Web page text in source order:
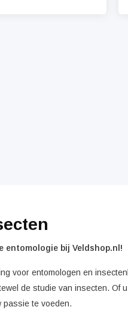
entomologie bij Veldshop.nl!
voor entomologen en
de studie van insecten.
passie te voeden.